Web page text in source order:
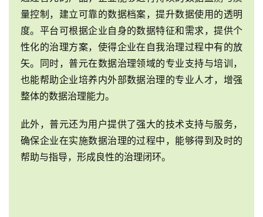
量控制，建立可靠的数据档案，提升数据使用的透明
度。平台可根据企业自身的数据特征和需求，提供个
性化的治理方案，使得企业在自我治理过程中有的放
矢。同时，普元在数据治理领域的专业支持与培训，
也能帮助企业培养内外部数据治理的专业人才，增强
整体的数据治理能力。
此外，普元还为用户提供了强大的技术支持与服务，
确保企业在实施数据治理的过程中，能够得到及时的
帮助与指导，形成良性的治理闭环。